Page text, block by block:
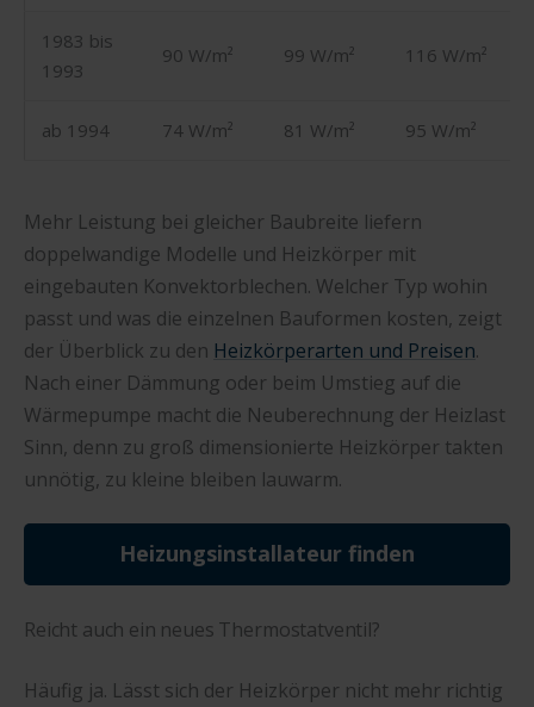
1983 bis
1993
90 W/m² 99 W/m² 116 W/m²
ab 1994 74 W/m² 81 W/m² 95 W/m²
Mehr Leistung bei gleicher Baubreite liefern
doppelwandige Modelle und Heizkörper mit
eingebauten Konvektorblechen. Welcher Typ wohin
passt und was die einzelnen Bauformen kosten, zeigt
der Überblick zu den Heizkörperarten und Preisen.
Nach einer Dämmung oder beim Umstieg auf die
Wärmepumpe macht die Neuberechnung der Heizlast
Sinn, denn zu groß dimensionierte Heizkörper takten
unnötig, zu kleine bleiben lauwarm.
Heizungsinstallateur finden
Reicht auch ein neues Thermostatventil?
Häufig ja. Lässt sich der Heizkörper nicht mehr richtig